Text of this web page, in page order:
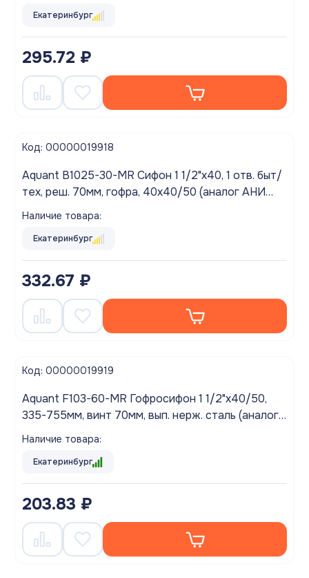
Екатеринбург
295.72 ₽
Код: 00000019918
Aquant B1025-30-MR Сифон 1 1/2"х40, 1 отв. быт/
тех, реш. 70мм, гофра, 40х40/50 (аналог АНИ
C0315)
Наличие товара:
Екатеринбург
332.67 ₽
Код: 00000019919
Aquant F103-60-MR Гофросифон 1 1/2"х40/50,
335-755мм, винт 70мм, вып. нерж. сталь (аналог
АНИ G106)
Наличие товара:
Екатеринбург
203.83 ₽